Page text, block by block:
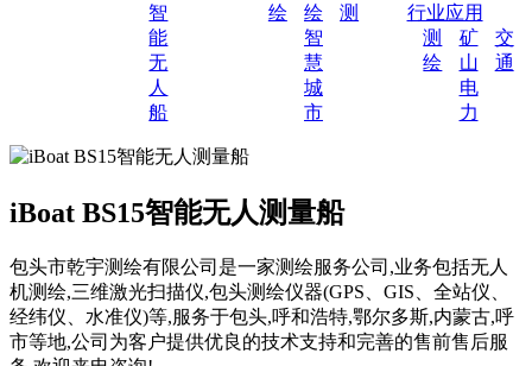
智
能
无
人
船
绘
绘
测
智
慧
城
市
行业应用
测
绘
矿
山
交
通
电
力
iBoat BS15智能无人测量船
包头市乾宇测绘有限公司是一家测绘服务公司,业务包括无人
机测绘,三维激光扫描仪,包头测绘仪器(GPS、GIS、全站仪、
经纬仪、水准仪)等,服务于包头,呼和浩特,鄂尔多斯,内蒙古,呼
市等地,公司为客户提供优良的技术支持和完善的售前售后服